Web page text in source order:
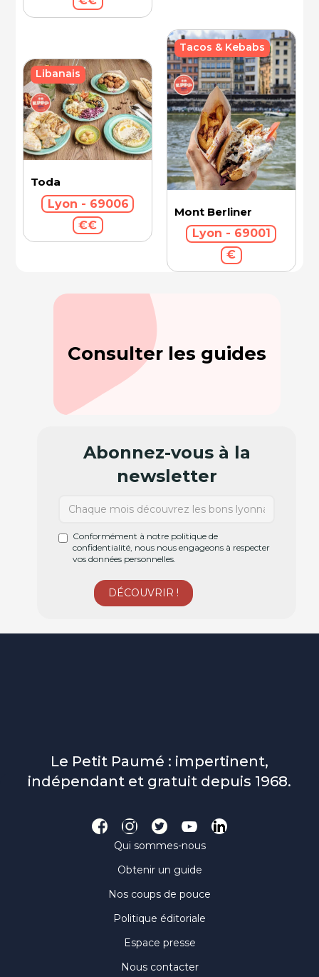
Toda
Lyon - 69006
€€
Libanais
Mont Berliner
Lyon - 69001
€
Tacos & Kebabs
Consulter les guides
Abonnez-vous à la
newsletter
Conformément à notre politique de
confidentialité, nous nous engageons à respecter
vos données personnelles.
Le Petit Paumé : impertinent,
indépendant et gratuit depuis 1968.
Qui sommes-nous
Obtenir un guide
Nos coups de pouce
Politique éditoriale
Espace presse
Nous contacter